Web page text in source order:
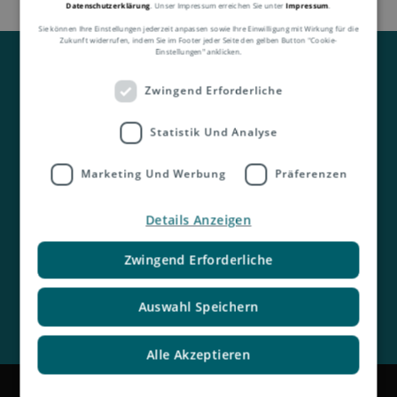
Kontakt
Datenschutzerklärung . Unser Impressum erreichen Sie unterImpressum.
Sie können Ihre Einstellungen jederzeit anpassen sowie Ihre Einwilligung mit Wirkung für die
Zukunft widerrufen, indem Sie im Footer jeder Seite den gelben Button "Cookie-
Einstellungen" anklicken.
Zwingend Erforderliche
Statistik Und Analyse
Marketing Und Werbung Präferenzen
Auswahl Speichern
Alle Akzeptieren
Zwingend Erforderliche
Details Anzeigen